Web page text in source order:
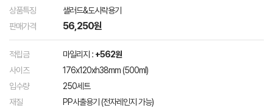
상품특징
샐러드&도시락용기
판매가격
56,250원
적립금 마일리지 : +562원
사이즈
176x120xh38mm (500ml)
입수량
250세트
재질
PP사출용기 (전자레인지 가능)